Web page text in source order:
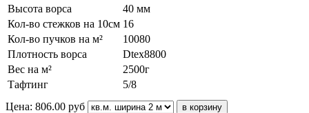
Высота ворса
40 мм
Кол-во стежков на 10см 16
Кол-во пучков на м²
10080
Плотность ворса
Dtex8800
Вес на м²
2500г
Тафтинг
5/8
Цена: 806.00 руб